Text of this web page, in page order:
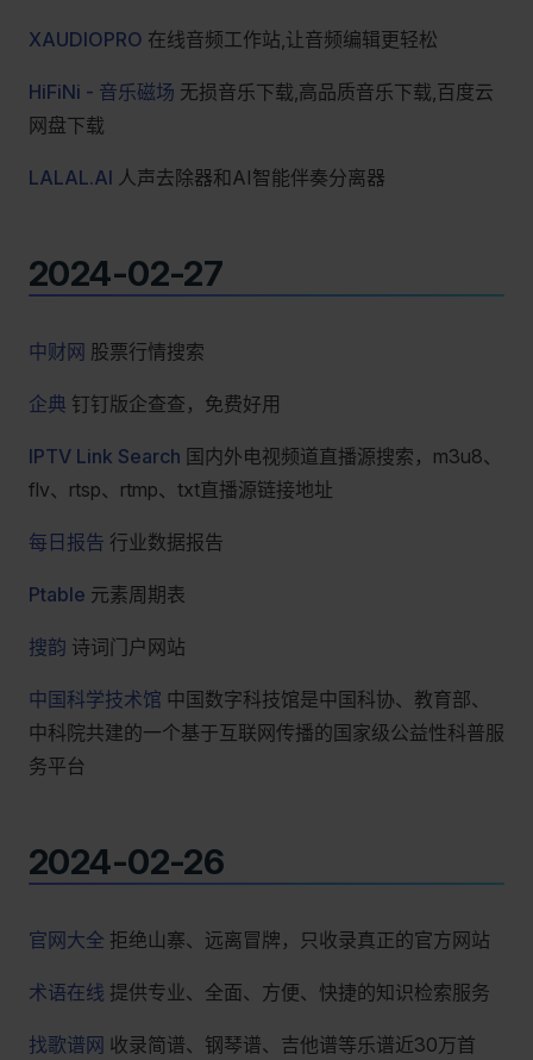
XAUDIOPRO 在线音频工作站,让音频编辑更轻松
HiFiNi - 音乐磁场 无损音乐下载,高品质音乐下载,百度云
网盘下载
LALAL.AI 人声去除器和AI智能伴奏分离器
2024-02-27
中财网 股票行情搜索
企典 钉钉版企查查，免费好用
IPTV Link Search 国内外电视频道直播源搜索，m3u8、
flv、rtsp、rtmp、txt直播源链接地址
每日报告 行业数据报告
Ptable 元素周期表
搜韵 诗词门户网站
中国科学技术馆 中国数字科技馆是中国科协、教育部、
中科院共建的一个基于互联网传播的国家级公益性科普服
务平台
2024-02-26
官网大全 拒绝山寨、远离冒牌，只收录真正的官方网站
术语在线 提供专业、全面、方便、快捷的知识检索服务
找歌谱网 收录简谱、钢琴谱、吉他谱等乐谱近30万首